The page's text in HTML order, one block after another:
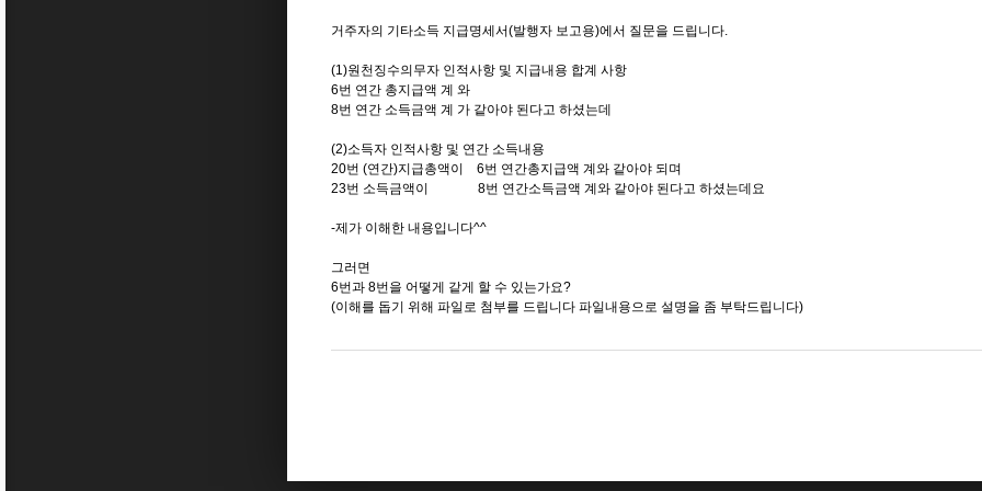
거주자의 기타소득 지급명세서(발행자 보고용)에서 질문을 드립니다.
(1)원천징수의무자 인적사항 및 지급내용 합계 사항
6번 연간 총지급액 계 와
8번 연간 소득금액 계 가 같아야 된다고 하셨는데
(2)소득자 인적사항 및 연간 소득내용
20번 (연간)지급총액이 6번 연간총지급액 계와 같아야 되며
23번 소득금액이 8번 연간소득금액 계와 같아야 된다고 하셨는데요
-제가 이해한 내용입니다^^
그러면
6번과 8번을 어떻게 같게 할 수 있는가요?
(이해를 돕기 위해 파일로 첨부를 드립니다 파일내용으로 설명을 좀 부탁드립니다)